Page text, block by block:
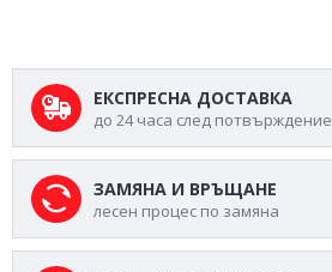
ЕКСПРЕСНА ДОСТАВКА
до 24 часа след потвърждение
ЗАМЯНА И ВРЪЩАНЕ
лесен процес по замяна